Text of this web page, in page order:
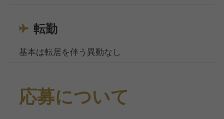
転勤
基本は転居を伴う異動なし
応募について